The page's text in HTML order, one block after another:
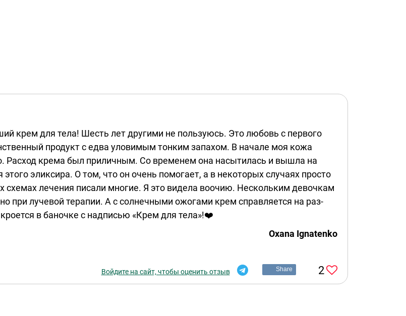
крем для тела! Шесть лет другими не пользуюсь. Это любовь с первого
продукт с едва уловимым тонким запахом. В начале моя кожа
Расход крема был приличным. Со временем она насытилась и вышла на
этого эликсира. О том, что он очень помогает, а в некоторых случаях просто
схемах лечения писали многие. Я это видела воочию. Нескольким девочкам
при лучевой терапии. А с солнечными ожогами крем справляется на раз-
в баночке с надписью «Крем для тела»!❤️
Oxana Ignatenko
Войдите на сайт, чтобы оценить отзыв Share 2